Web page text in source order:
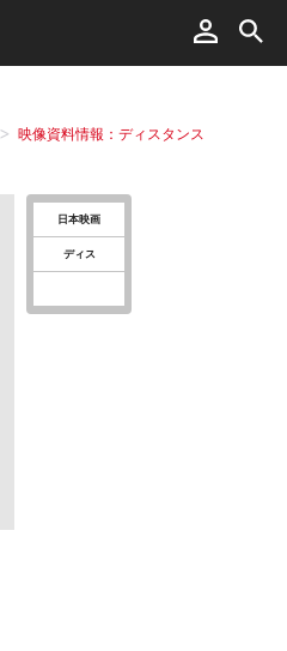
映像資料情報：ディスタンス
日本映画
ディス